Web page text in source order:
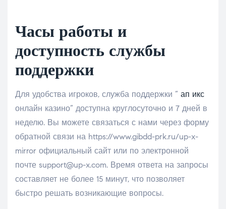
Часы работы и
доступность службы
поддержки
Для удобства игроков, служба поддержки ” ап икс
онлайн казино” доступна круглосуточно и 7 дней в
неделю. Вы можете связаться с нами через форму
обратной связи на https://www.gibdd-prk.ru/up-x-
mirror официальный сайт или по электронной
почте support@up-x.com. Время ответа на запросы
составляет не более 15 минут, что позволяет
быстро решать возникающие вопросы.